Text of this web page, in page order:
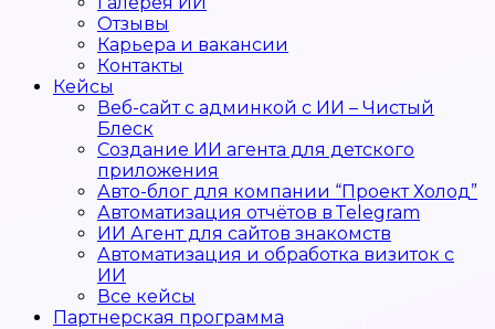
Отзывы
Карьера и вакансии
Контакты
Кейсы
Веб-сайт с админкой с ИИ – Чистый
Блеск
Создание ИИ агента для детского
приложения
Авто-блог для компании “Проект Холод”
Автоматизация отчётов в Telegram
ИИ Агент для сайтов знакомств
Автоматизация и обработка визиток с
ИИ
Все кейсы
Партнерская программа